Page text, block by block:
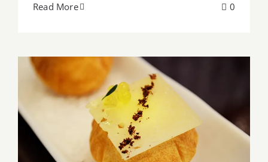
Read More 0
Top 15 farfurii pe care le-am încercat
în 2017